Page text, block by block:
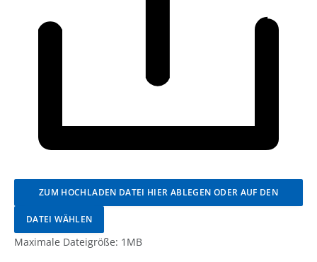
ZUM HOCHLADEN DATEI HIER ABLEGEN ODER AUF DEN
DATEI WÄHLEN
Maximale Dateigröße: 1MB